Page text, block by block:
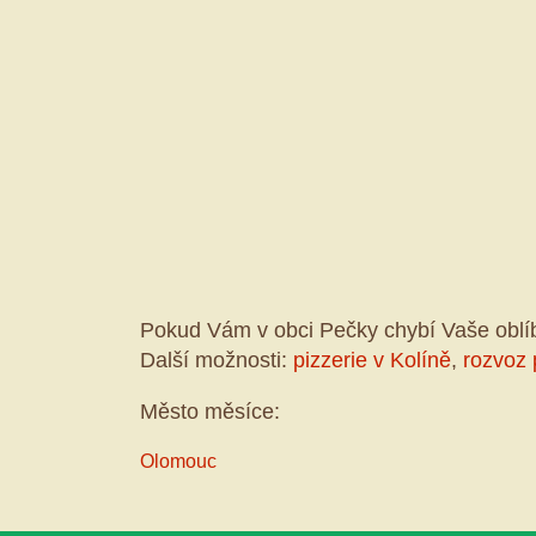
Pokud Vám v obci Pečky chybí Vaše
Další možnosti: pizzerie v Kolíně, rozvoz
Město měsíce:
Olomouc